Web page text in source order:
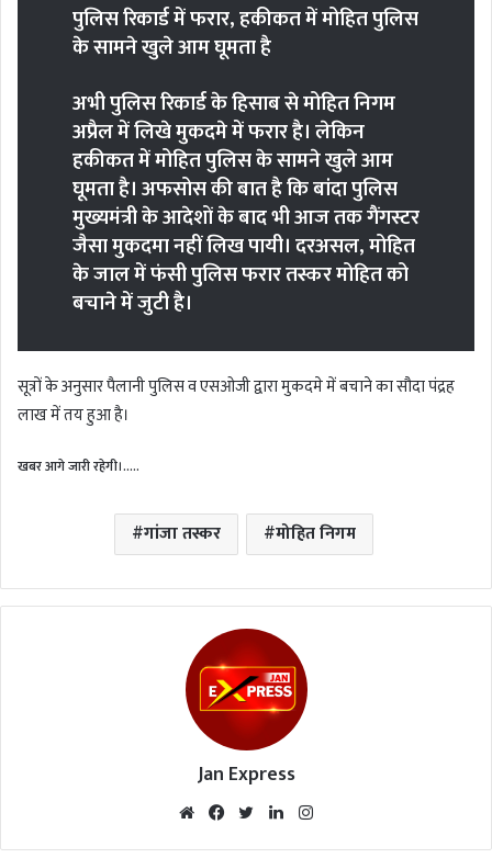
पुलिस रिकार्ड में फरार, हकीकत में मोहित पुलिस
के सामने खुले आम घूमता है
अभी पुलिस रिकार्ड के हिसाब से मोहित निगम
अप्रैल में लिखे मुकदमे में फरार है। लेकिन
हकीकत में मोहित पुलिस के सामने खुले आम
घूमता है। अफसोस की बात है कि बांदा पुलिस
मुख्यमंत्री के आदेशों के बाद भी आज तक गैंगस्टर
जैसा मुकदमा नहीं लिख पायी। दरअसल, मोहित
के जाल में फंसी पुलिस फरार तस्कर मोहित को
बचाने में जुटी है।
सूत्रों के अनुसार पैलानी पुलिस व एसओजी द्वारा मुकदमे में बचाने का सौदा पंद्रह
लाख में तय हुआ है।
खबर आगे जारी रहेगी।…..
गांजा तस्कर मोहित निगम
Jan Express
We Fac Twi Lin